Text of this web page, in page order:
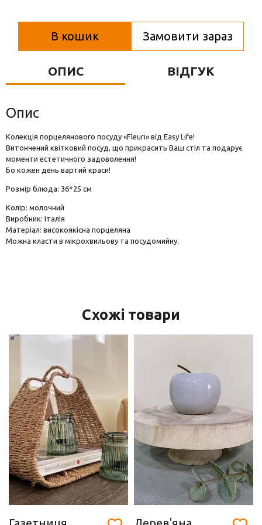
Фігурки та статуетки
В кошик Замовити зараз
ОПИС ВІДГУК
Опис
Колекція порцелянового посуду «Fleuri» від Easy Life!
Витончений квітковий посуд, що прикрасить Ваш стіл та подарує
моменти естетичного задоволення!
Бо кожен день вартий краси!
Розмір блюда: 36*25 см
Колір: молочний
Виробник: Італія
Матеріал: високоякісна порцеляна
Можна класти в мікрохвильову та посудомийну.
Схожі товари